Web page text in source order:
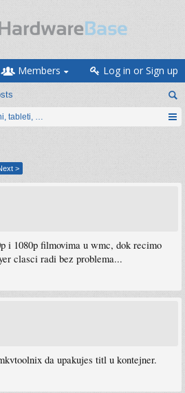
Members Log in or Sign up
tableti, satovi, IoT oprema
>
i 1080p filmovima u wmc, dok recimo
clasci radi bez problema...
da upakujes titl u kontejner.